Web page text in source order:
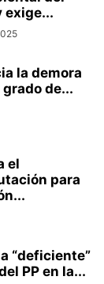
exige...
la demora
de...
el
para
“deficiente”
PP en la...